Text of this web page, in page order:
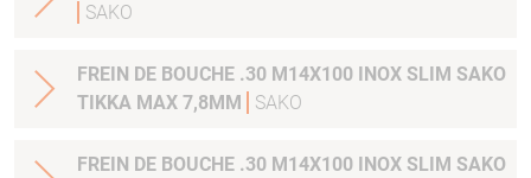
SAKO
FREIN DE BOUCHE .30 M14X100 INOX SLIM SAKO
TIKKA MAX 7,8MM
SAKO
FREIN DE BOUCHE .30 M14X100 INOX SLIM SAKO